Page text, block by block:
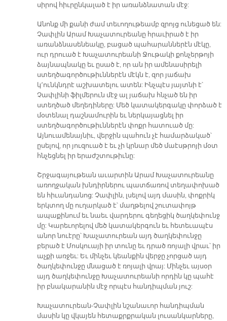
սիրով հիւրընկալած է իր առանձնատան մէջ:
Անոնք մի քանի ժամ տեւողութեամբ զրոյց ունեցած են:
Չափլին Արամ Խաչատուրեանը հրաւիրած է իր
առանձնասենեակը, բացած պահարաններէն մէկը,
ուր դրուած է Խաչատուրեանի Ջութակի քոնչերթոյի
ձայնապնակը եւ ըսած է, որ ան իր ամենասիրելի
ստեղծագործութիւններէն մէկն է, զոր յաճախ
կ՚ունկնդրէ աշխատելու ատեն: Ինչպէս յայտնի է՝
Չափլինի ֆիլմերուն մէջ ալ յաճախ հնչած են իր
ստեղծած մեղեդիները: Մեծ կատակերգակը փորձած է
մօտենալ դաշնամուրին եւ ներկայացնել իր
ստեղծագործութիւններէն փոքր հատուած մը:
Այնուամենայնիւ, վերջին պահուն չէ համարձակած՝
ըսելով, որ յուզուած է եւ չի կրնար մեծ մաէսթրոյի մօտ
հնչեցնել իր երաժշտութիւնը:
Շրջագայութեան աւարտին Արամ Խաչատուրեանը
առողջական խնդիրներու պատճառով տեղափոխած
են հիւանդանոց: Չափլին, լսելով այդ մասին, փոքրիկ
երկտող մը ուղարկած է՝ մաղթելով շուտափոյթ
ապաքինում եւ նաեւ վարդերու գեղեցիկ ծաղկեփունջ
մը: Կարեւորելով մեծ կատակերգուն եւ հետեւապէս
անոր նուէրը՝ Խաչատուրեան այդ ծաղկեփունջը
բերած է Մոսկուայի իր տունը եւ դրած ռոյալի վրաւ՝ իր
աչքի առջեւ: Եւ մինչեւ կեանքին վերջը չորցած այդ
ծաղկեփունջը մնացած է ռոյալի վրայ: Մինչեւ այսօր
այդ ծաղկեփունջը Խաչատուրեանի որդին կը պահէ
իր բնակարանին մէջ որպէս հանդիպման յուշ:
Խաչատուրեան-Չափլին նշանաւոր հանդիպման
մասին կը վկայեն հետաքրքրական լուսանկարները,